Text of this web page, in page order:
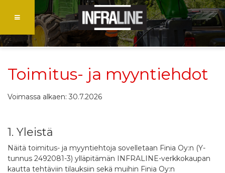
Toimitus- ja myyntiehdot
Voimassa alkaen: 30.7.2026
1. Yleistä
Näitä toimitus- ja myyntiehtoja sovelletaan Finia Oy:n (Y-
tunnus 2492081-3) ylläpitämän INFRALINE-verkkokaupan
kautta tehtäviin tilauksiin sekä muihin Finia Oy:n